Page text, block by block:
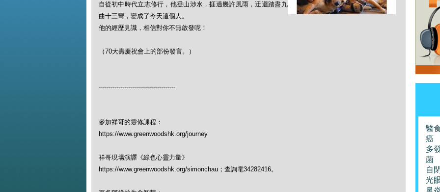
自從初中時代立志修行，他登山涉水，捱過幾許風雨，迂迴踏盡九
曲十三彎，變成了今天這個人。
他的經歷見識，相信對你不無啟發呢！
（70大壽慶祝會上的部份發言。）
---------------------------------------
參加祥哥的靈修課程：
https://www.greenwoodshk.org/journey
祥哥現場演譯《綠色心靈力量》
https://www.greenwoodshk.org/simonchau；查詢電34282416。
醫
癌
多
菌
自
光
鼻